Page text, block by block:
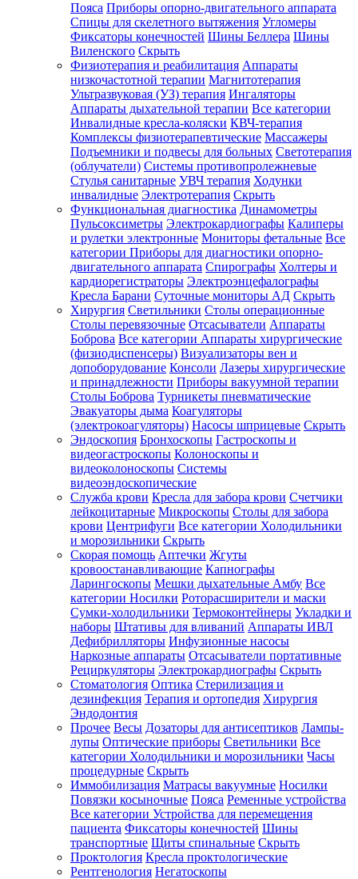
Пояса Приборы опорно-двигательного аппарата
Спицы для скелетного вытяжения Угломеры
Фиксаторы конечностей Шины Беллера Шины
Виленского Скрыть
Физиотерапия и реабилитация Аппараты
низкочастотной терапии Магнитотерапия
Ультразвуковая (УЗ) терапия Ингаляторы
Аппараты дыхательной терапии Все категории
Инвалидные кресла-коляски КВЧ-терапия
Комплексы физиотерапевтические Массажеры
Подъемники и подвесы для больных Светотерапия
(облучатели) Системы противопролежневые
Стулья санитарные УВЧ терапия Ходунки
инвалидные Электротерапия Скрыть
Функциональная диагностика Динамометры
Пульсоксиметры Электрокардиографы Калиперы
и рулетки электронные Мониторы фетальные Все
категории Приборы для диагностики опорно-
двигательного аппарата Спирографы Холтеры и
кардиорегистраторы Электроэнцефалографы
Кресла Барани Суточные мониторы АД Скрыть
Хирургия Светильники Столы операционные
Столы перевязочные Отсасыватели Аппараты
Боброва Все категории Аппараты хирургические
(физиодиспенсеры) Визуализаторы вен и
допоборудование Консоли Лазеры хирургические
и принадлежности Приборы вакуумной терапии
Столы Боброва Турникеты пневматические
Эвакуаторы дыма Коагуляторы
(электрокоагуляторы) Насосы шприцевые Скрыть
Эндоскопия Бронхоскопы Гастроскопы и
видеогастроскопы Колоноскопы и
видеоколоноскопы Системы
видеоэндоскопические
Служба крови Кресла для забора крови Счетчики
лейкоцитарные Микроскопы Столы для забора
крови Центрифуги Все категории Холодильники
и морозильники Скрыть
Скорая помощь Аптечки Жгуты
кровоостанавливающие Капнографы
Ларингоскопы Мешки дыхательные Амбу Все
категории Носилки Роторасширители и маски
Сумки-холодильники Термоконтейнеры Укладки и
наборы Штативы для вливаний Аппараты ИВЛ
Дефибрилляторы Инфузионные насосы
Наркозные аппараты Отсасыватели портативные
Рециркуляторы Электрокардиографы Скрыть
Стоматология Оптика Стерилизация и
дезинфекция Терапия и ортопедия Хирургия
Эндодонтия
Прочее Весы Дозаторы для антисептиков Лампы-
лупы Оптические приборы Светильники Все
категории Холодильники и морозильники Часы
процедурные Скрыть
Иммобилизация Матрасы вакуумные Носилки
Повязки косыночные Пояса Ременные устройства
Все категории Устройства для перемещения
пациента Фиксаторы конечностей Шины
транспортные Щиты спинальные Скрыть
Проктология Кресла проктологические
Рентгенология Негатоскопы